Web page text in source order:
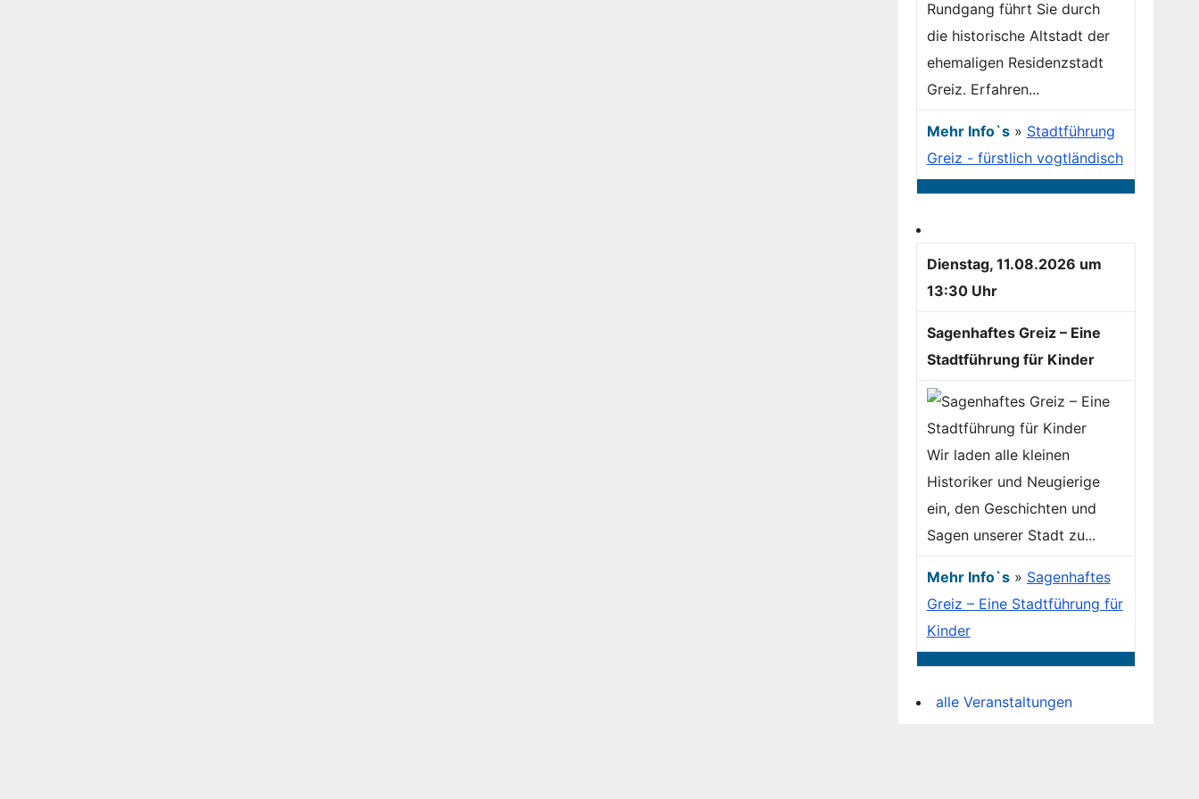
Rundgang führt Sie durch
die historische Altstadt der
ehemaligen Residenzstadt
Greiz. Erfahren...
Mehr Info`s» Stadtführung
Greiz - fürstlich vogtländisch
Dienstag, 11.08.2026 um
13:30 Uhr
Sagenhaftes Greiz – Eine
Stadtführung für Kinder
Wir laden alle kleinen
Historiker und Neugierige
ein, den Geschichten und
Sagen unserer Stadt zu...
Mehr Info`s» Sagenhaftes
Greiz – Eine Stadtführung für
Kinder
alle Veranstaltungen